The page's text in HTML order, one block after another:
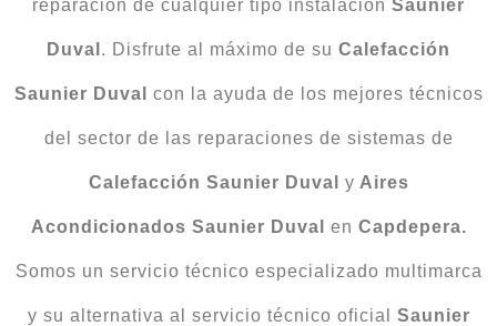
reparación de cualquier tipo instalación Saunier
Duval . Disfrute al máximo de su Calefacción
Saunier Duval con la ayuda de los mejores técnicos
del sector de las reparaciones de sistemas de
Calefacción Saunier Duval y Aires
Acondicionados Saunier Duval en Capdepera.
Somos un servicio técnico especializado multimarca
y su alternativa al servicio técnico oficial Saunier